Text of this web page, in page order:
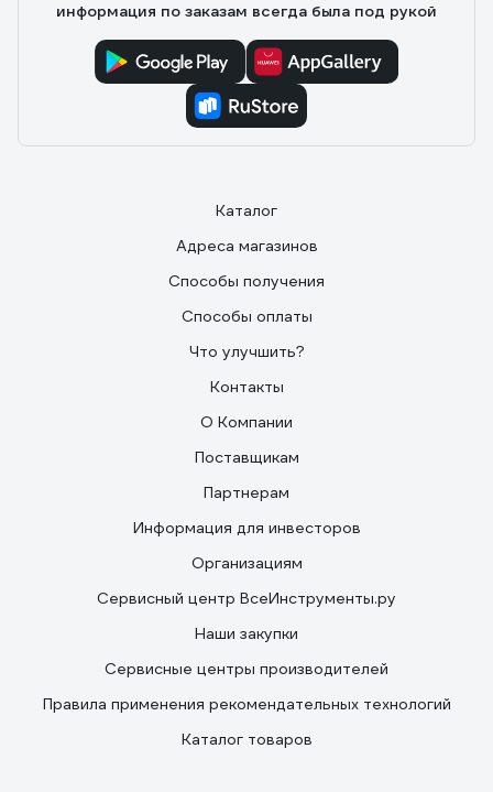
информация по заказам всегда была под рукой
Каталог
Адреса магазинов
Способы получения
Способы оплаты
Что улучшить?
Контакты
О Компании
Поставщикам
Партнерам
Информация для инвесторов
Организациям
Сервисный центр ВсеИнструменты.ру
Наши закупки
Сервисные центры производителей
Правила применения рекомендательных технологий
Каталог товаров